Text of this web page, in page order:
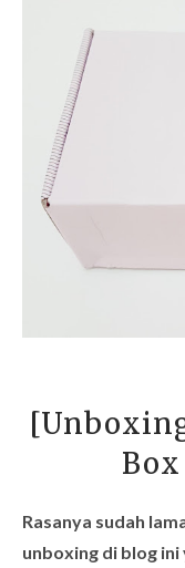
Rasanya sudah
unboxing di blog ini